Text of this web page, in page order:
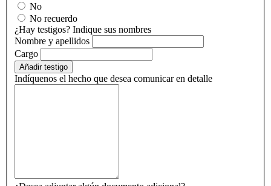
No
No recuerdo
¿Hay testigos? Indique sus nombres
Nombre y apellidos
Cargo
Añadir testigo
Indíquenos el hecho que desea comunicar en detalle